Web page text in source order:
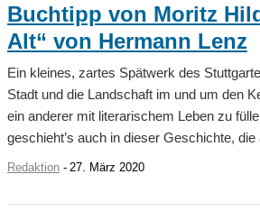
Buchtipp von Moritz
Alt“ von Hermann Lenz
Ein kleines, zartes Spätwerk des
Stadt und die Landschaft im und um den
ein anderer mit literarischem Leben zu
geschieht’s auch in dieser Geschichte,
Redaktion - 27. März 2020